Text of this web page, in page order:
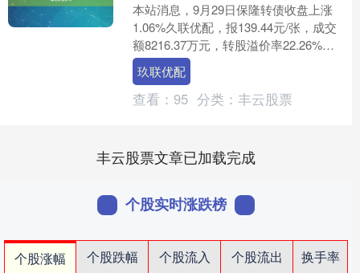
本站消息，9月29日保隆转债收盘上涨
1.06%久联优配，报139.44元/张，成交
额8216.37万元，转股溢价率22.26%。
资料显示，保隆转债信用级别为“....
玖联优配
查看： 95 分类： 丰云股票
丰云股票文章已加载完成
个股实时涨跌榜
个股涨幅 个股跌幅 个股流入 个股流出
换手率